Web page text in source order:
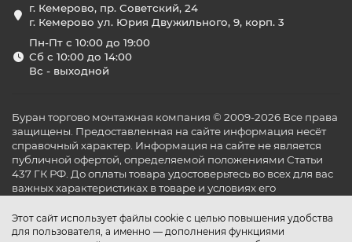
Этот сайт использует файлы cookie с целью повышения удобства
для пользователя, а именно — дополнения функциями
г. Кемерово, пр. Советский, 24
г. Кемерово ул. Юрия Двужильного, 9, корп. 3
Пн-Пт с 10:00 до 19:00
Сб с 10:00 до 14:00
Вс - выходной
Буран торгово монтажная компания © 2009-2026 Все права
защищены. Предоставленная на сайте информация несёт
справочный характер. Информация на сайте не является
публичной офертой, определяемой положениями Статьи
437 ГК РФ. До оплаты товара удостоверьтесь во всех для вас
важных характеристиках в товаре и условиях его